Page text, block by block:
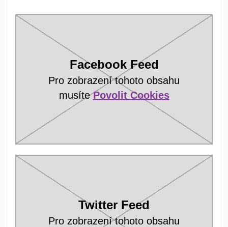
Facebook Feed
Pro zobrazení tohoto obsahu
musítePovolit Cookies
Twitter Feed
Pro zobrazení tohoto obsahu